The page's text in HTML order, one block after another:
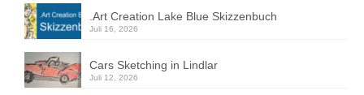
.Art Creation Lake Blue Skizzenbuch
Juli 16, 2026
Cars Sketching in Lindlar
Juli 12, 2026